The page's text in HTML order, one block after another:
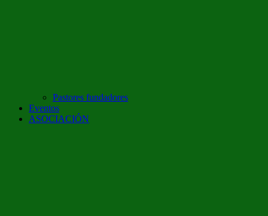
Pastores fundadores
Eventos
ASOCIACIÓN